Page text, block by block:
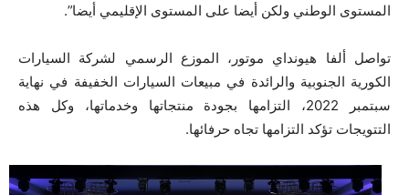
المستوى الوطني ولكن أيضا على المستوى الإقليمي أيضا”.
تواصل ألفا هيونداي موتور، الموزع الرسمي لشركة السيارات
الكورية الجنوبية والرائدة في مبيعات السيارات الخفيفة في نهاية
سبتمبر 2022، التزامها بجودة منتجاتها وخدماتها، وكل هذه
التتويجات تؤكد التزامها تجاه حرفائها.